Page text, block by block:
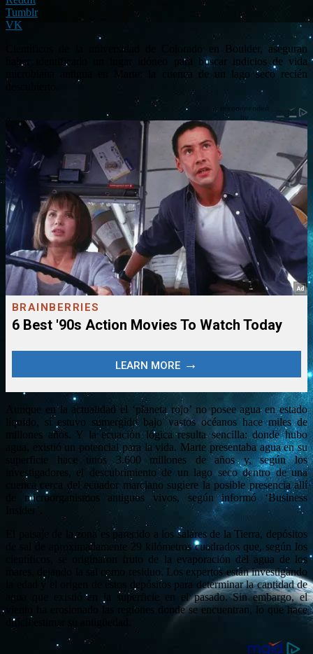
Tumblr
VK
Científicos de la universidad de Colorado en Boulder, aseguran
haber identificado un lugar idóneo para buscar indicios de vida
microbiana antigua en Marte: la cuenca de un lago seco recién
Aunque en la actualidad el ‘planeta rojo’ no posee agua en estado
líquido, sí estuvo sumergido bajo vastos océanos hace miles de
millones años. Y la ecuación lógica resulta sencilla: donde hubo
agua, existió un potencial para la vida. Marte presentaba agua en su
superficie hace unos 3.600 millones de años y, según los
investigadores, el descubrimiento de un lago seco dentro de una
cuenca cerca del ecuador marciano sugiere la posible presencia allí
de microorganismos antiguos vivos, según informó ‘Business
Insider’.
El paisaje de la zona es parecido a los salares de la Tierra, depósitos
de sal de aproximadamente 29 kilómetros cuadrados que, según los
científicos, se originaron fruto de la evaporación del agua de los
mares, dejando la sal como residuo. Los expertos están investigando
la edad y el origen de estos depósitos para determinar la cantidad de
agua que existió en la superficie en el pasado. Sin embargo, el
viento ha erosionado las regiones donde se encuentran, lo que hace
difícil estimar su antigüedad.